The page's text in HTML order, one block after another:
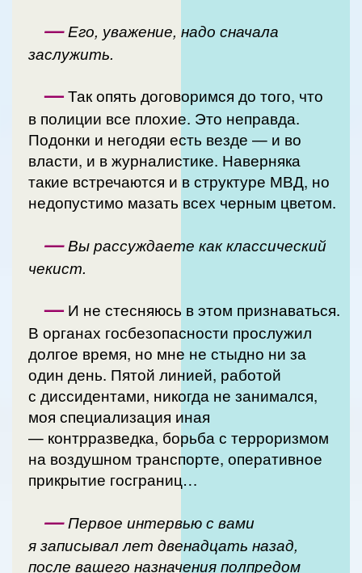
—Его, уважение, надо сначала
заслужить.
—Так опять договоримся до того, что
в полиции все плохие. Это неправда.
Подонки и негодяи есть везде — и во
власти, и в журналистике. Наверняка
такие встречаются и в структуре МВД, но
недопустимо мазать всех черным цветом.
—Вы рассуждаете как классический
чекист.
— И не стесняюсь в этом признаваться.
В органах госбезопасности прослужил
долгое время, но мне не стыдно ни за
один день. Пятой линией, работой
с диссидентами, никогда не занимался,
моя специализация иная
— контрразведка, борьба с терроризмом
на воздушном транспорте, оперативное
прикрытие госграниц…
—Первое интервью с вами
я записывал лет двенадцать назад,
после вашего назначения полпредом